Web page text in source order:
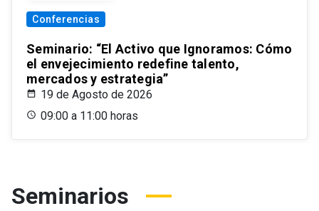
Conferencias
Seminario: “El Activo que Ignoramos: Cómo
el envejecimiento redefine talento,
mercados y estrategia”
19 de Agosto de 2026
09:00 a 11:00 horas
Seminarios